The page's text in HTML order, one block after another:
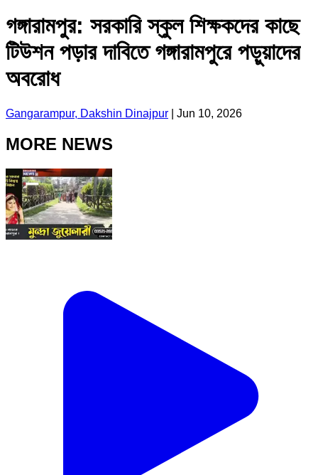
গঙ্গারামপুর: সরকারি স্কুল শিক্ষকদের কাছে
টিউশন পড়ার দাবিতে গঙ্গারামপুরে পড়ুয়াদের
অবরোধ
Gangarampur, Dakshin Dinajpur Jun 10, 2026
MORE NEWS